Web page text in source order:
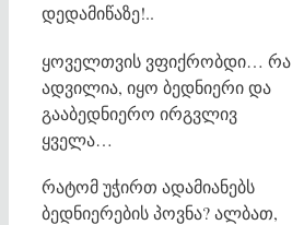
დედამიწაზე!..
ყოველთვის ვფიქრობდი… რა
ადვილია, იყო ბედნიერი და
გააბედნიერო ირგვლივ
ყველა…
რატომ უჭირთ ადამიანებს
ბედნიერების პოვნა? ალბათ,